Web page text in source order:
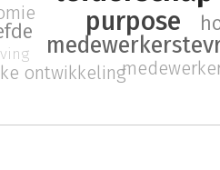
purpose
ontwikkeling